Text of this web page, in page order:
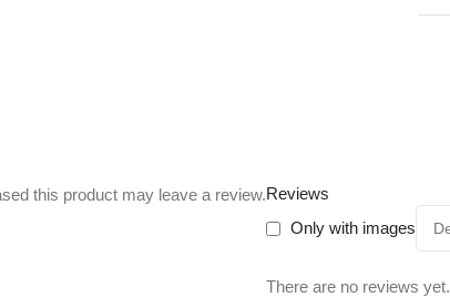
Reviews
Only with images
There are no reviews yet.
this product may leave a review.